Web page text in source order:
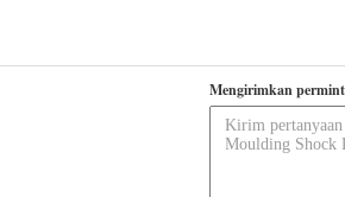
Mengirimkan